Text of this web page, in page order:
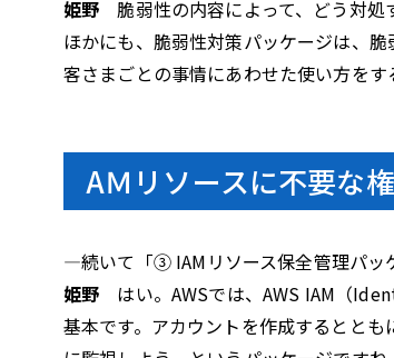
姫野 脆弱性の内容によって、どう対処
ほかにも、脆弱性対策パッケージは、
客さまごとの事情にあわせた使い方をす
AＭリソースに不要な
—続いて「③ IAMリソース保全管理パッ
姫野 はい。AWSでは、AWS IAM（
基本です。アカウントを作成するとと